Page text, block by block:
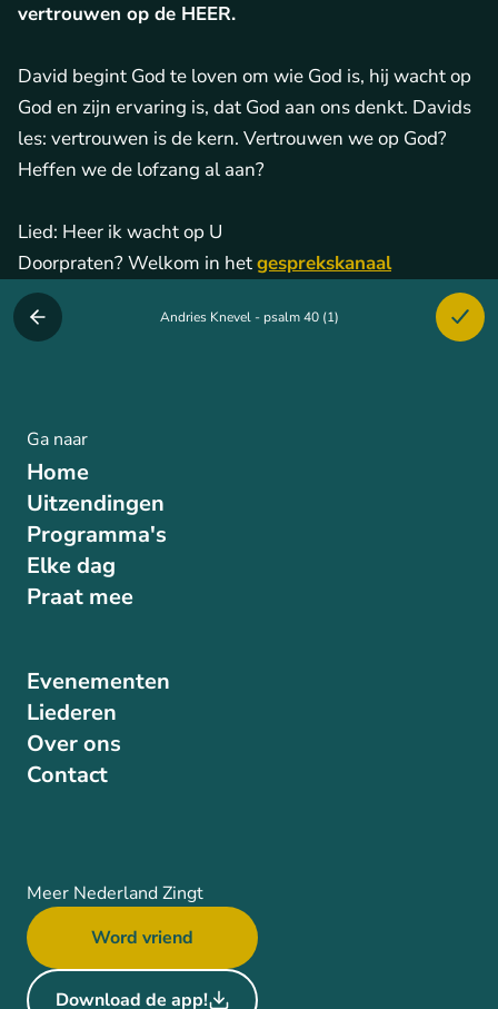
Andries Knevel - psalm 40 (1)
vertrouwen op de HEER.
David begint God te loven om wie God is, hij wacht op
God en zijn ervaring is, dat God aan ons denkt. Davids
les: vertrouwen is de kern. Vertrouwen we op God?
Heffen we de lofzang al aan?
Lied: Heer ik wacht op U
Doorpraten? Welkom in hetgesprekskanaal
Ga naar
Home
Uitzendingen
Programma's
Elke dag
Praat mee
Evenementen
Liederen
Over ons
Contact
Meer Nederland Zingt
Word vriend
Download de app!